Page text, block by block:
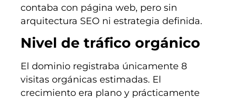
contaba con página web, pero sin
arquitectura SEO ni estrategia definida.
Nivel de tráfico orgánico
El dominio registraba únicamente 8
visitas orgánicas estimadas. El
crecimiento era plano y prácticamente